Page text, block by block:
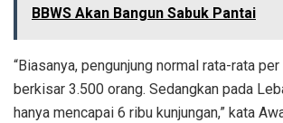
BBWS Akan Bangun Sabuk Pantai
“Biasanya, pengunjung normal rata-rata per
berkisar 3.500 orang. Sedangkan pada
hanya mencapai 6 ribu kunjungan,” kata